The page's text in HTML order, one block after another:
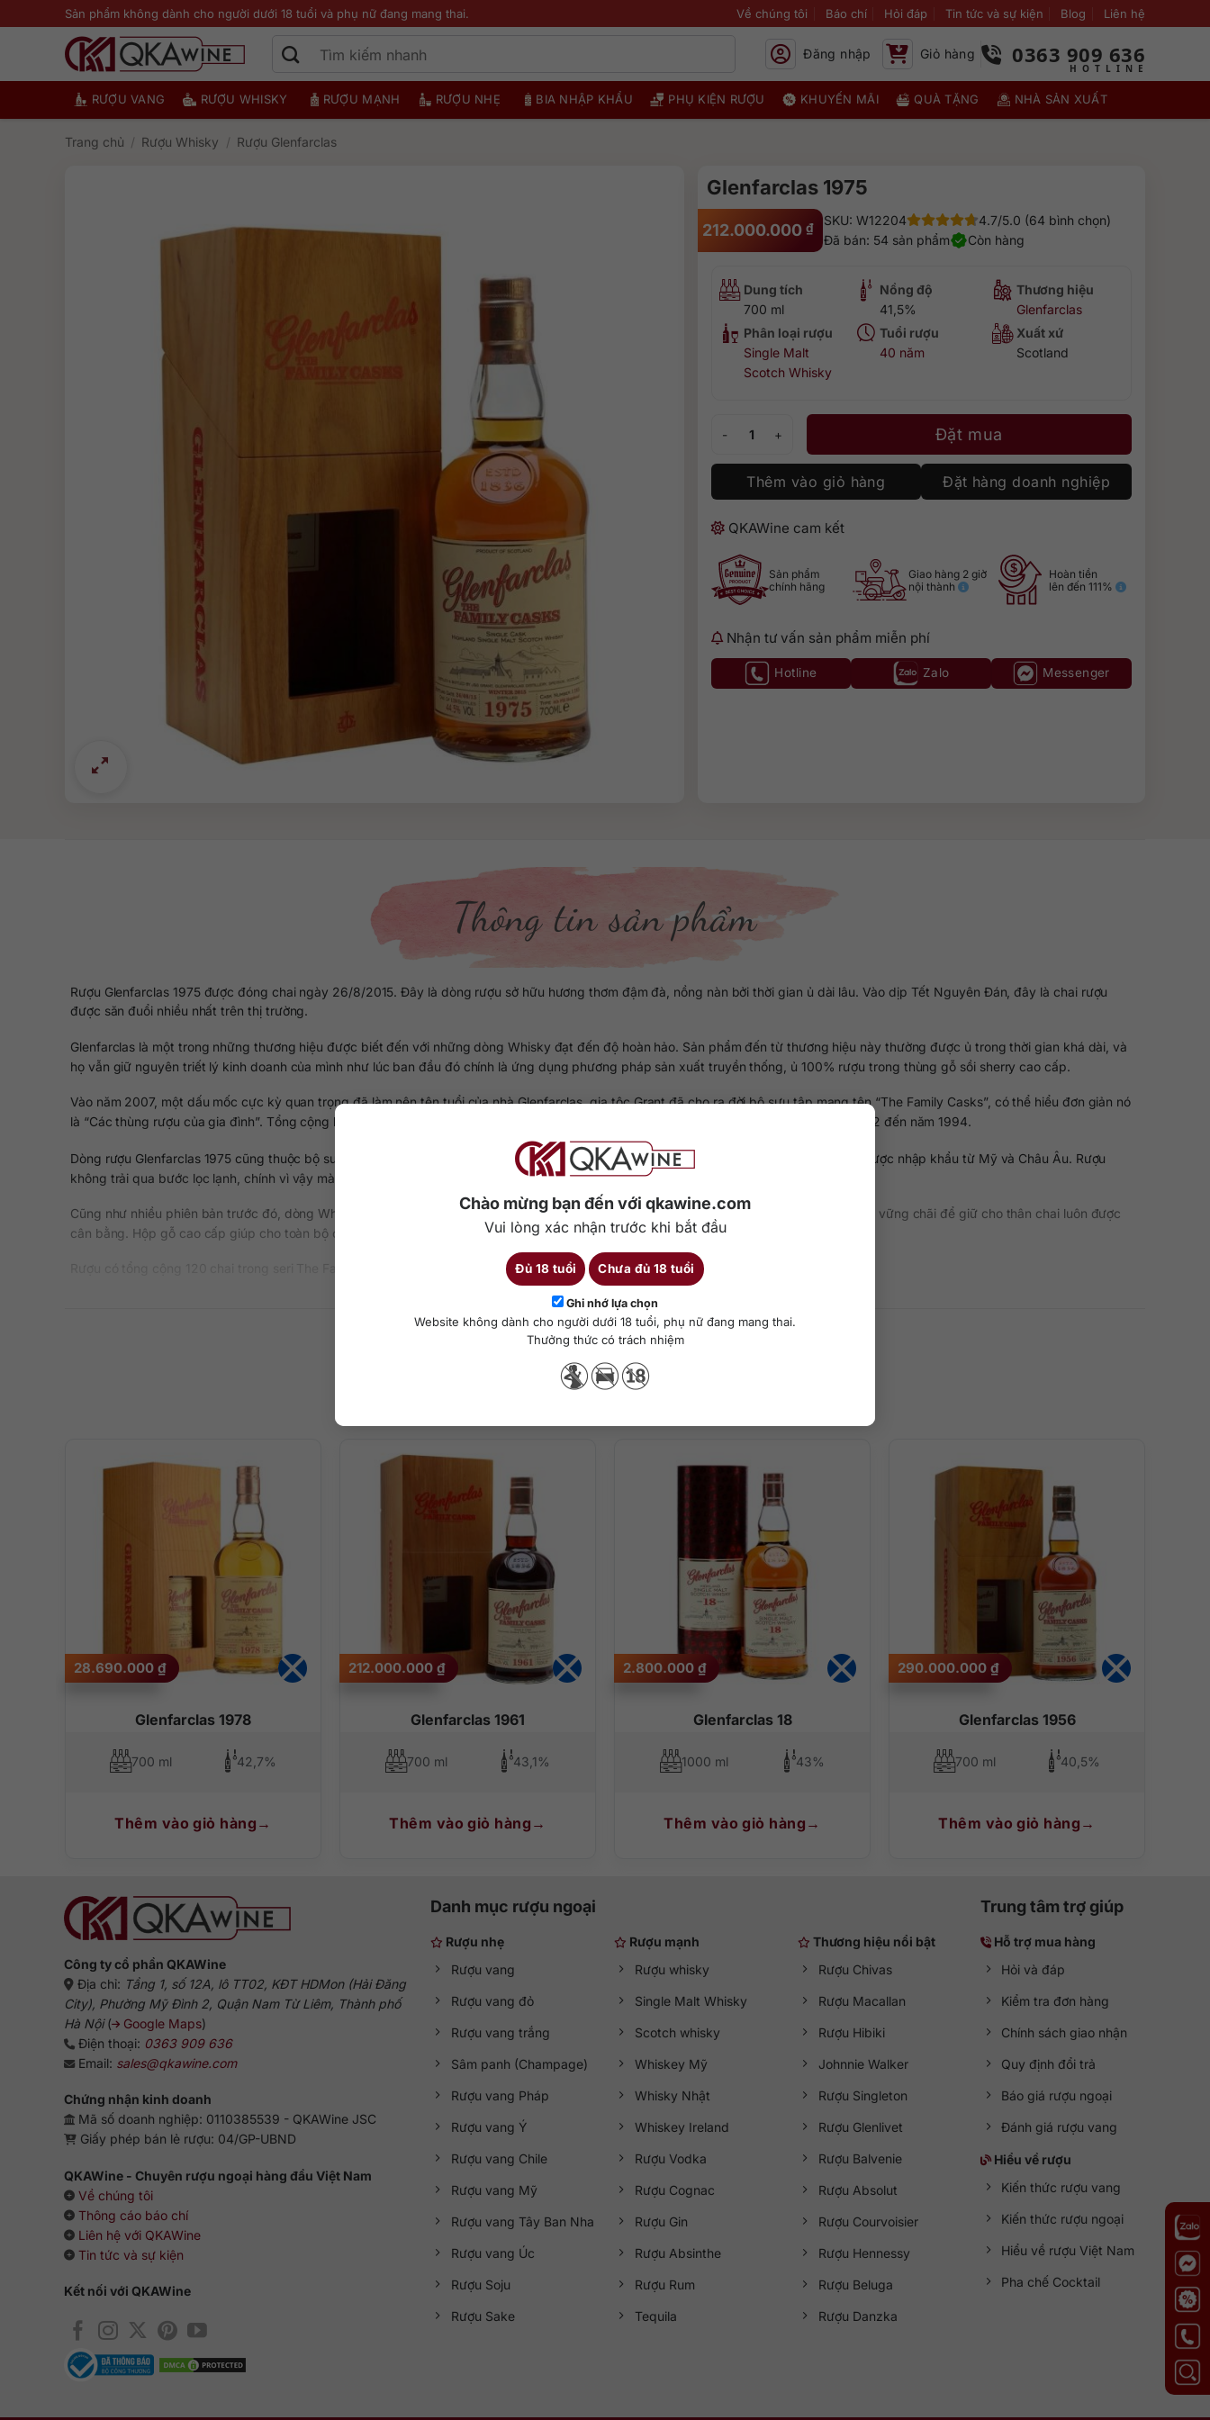
Chào mừng bạn đến với qkawine.com
Vui lòng xác nhận trước khi bắt đầu
Đủ 18 tuổi Chưa đủ 18 tuổi
Ghi nhớ lựa chọn
Website không dành cho người dưới 18 tuổi, phụ nữ đang mang thai.
Thưởng thức có trách nhiệm
qua
Sản phẩm không dành cho người dưới 18 tuổi và phụ nữ đang mang thai. Về chúng tôi Báo chí Hỏi đáp Tin tức và sự kiện Blog Liên hệ
Đăng nhập Giỏ hàng 0363 909 636
RƯỢU VANG RƯỢU WHISKY RƯỢU MẠNH RƯỢU NHẸ BIA NHẬP KHẨU PHỤ KIỆN RƯỢU KHUYẾN MÃI QUÀ TẶNG NHÀ SẢN XUẤT
Trang chủ / Rượu Whisky / Rượu Glenfarclas
Glenfarclas 1975
212.000.000 ₫ SKU: W12204
4.7/5.0 (64 bình chọn)
Đã bán: 54 sản phẩm
Còn hàng
Dung tích
700 ml
Nồng độ
41,5%
Thương hiệu
Glenfarclas
Phân loại rượu
Single Malt
Scotch Whisky
Tuổi rượu
40 năm
Xuất xứ
Scotland
Đặt mua
Thêm vào giỏ hàng Đặt hàng doanh nghiệp
QKAWine cam kết
Sản phẩm
chính hãng
Giao hàng 2 giờ
nội thành
Hoàn tiền
lên đến 111%
Nhận tư vấn sản phẩm miễn phí
Hotline Zalo Messenger
Thông tin sản phẩm
Rượu Glenfarclas 1975 được đóng chai ngày 26/8/2015. Đây là dòng rượu sở hữu hương thơm đậm đà, nồng nàn bởi thời gian ủ dài lâu. Vào dịp Tết Nguyên Đán, đây là chai rượu
được săn đuổi nhiều nhất trên thị trường.
Glenfarclas là một trong những thương hiệu được biết đến với những dòng Whisky đạt đến độ hoàn hảo. Sản phẩm đến từ thương hiệu này thường được ủ trong thời gian khá dài, và
họ vẫn giữ nguyên triết lý kinh doanh của mình như lúc ban đầu đó chính là ứng dụng phương pháp sản xuất truyền thống, ủ 100% rượu trong thùng gỗ sồi sherry cao cấp.
Vào năm 2007, một dấu mốc cực kỳ quan trọng đã làm nên tên tuổi của nhà Glenfarclas, gia tộc Grant đã cho ra đời bộ sưu tập mang tên “The Family Casks”, có thể hiểu đơn giản nó
là “Các thùng rượu của gia đình”. Tổng cộng bộ sưu tập có 43 thùng rượu được đóng chai, tương ứng với một năm chưng cất từ năm 1952 đến năm 1994.
Dòng rượu Glenfarclas 1975 cũng thuộc bộ sưu tập đặc biệt này. Rượu có nồng độ 44.5%, trải qua hơn 40 năm ủ trong thùng gỗ sherry được nhập khẩu từ Mỹ và Châu Âu. Rượu
không trải qua bước lọc lạnh, chính vì vậy mà mùi vị vẫn giữ nguyên bản như lúc ủ trong thùng gỗ sherry.
Cũng như nhiều phiên bản trước đó, dòng Whisky này có thiết kế chai thủy tinh cao cấp, với thân ngắn, cổ phình to ở giữa, phần đáy rộng vững chãi để giữ cho thân chai luôn được
cân bằng. Hộp gỗ cao cấp giúp cho toàn bộ chai rượu càng thêm sang trọng.
Rượu có tổng cộng 120 chai trong seri The Family Casks, là dòng Whisky được các chuyên gia đầu ngành đánh giá rất cao.
Chi tiết
Sản phẩm tương tự
Glenfarclas 1978
28.690.000 ₫
700 ml 42,7%
Thêm vào giỏ hàng
Glenfarclas 1961
212.000.000 ₫
700 ml 43,1%
Thêm vào giỏ hàng
Glenfarclas 18
2.800.000 ₫
1000 ml 43%
Thêm vào giỏ hàng
Glenfarclas 1956
290.000.000 ₫
700 ml 40,5%
Thêm vào giỏ hàng
Công ty cổ phần QKAWine
Địa chỉ: Tầng 1, số 12A, lô TT02, KĐT HDMon (Hải Đăng
City), Phường Mỹ Đình 2, Quận Nam Từ Liêm, Thành phố
Hà Nội( Google Maps)
Điện thoại: 0363 909 636
Email: sales@qkawine.com
Chứng nhận kinh doanh
Mã số doanh nghiệp: 0110385539 - QKAWine JSC
Giấy phép bán lẻ rượu: 04/GP-UBND
QKAWine - Chuyên rượu ngoại hàng đầu Việt Nam
Về chúng tôi
Thông cáo báo chí
Liên hệ với QKAWine
Tin tức và sự kiện
Kết nối với QKAWine
Danh mục rượu ngoại
Rượu nhẹ
Rượu vang
Rượu vang đỏ
Rượu vang trắng
Sâm panh (Champage)
Rượu vang Pháp
Rượu vang Ý
Rượu vang Chile
Rượu vang Mỹ
Rượu vang Tây Ban Nha
Rượu vang Úc
Rượu Soju
Rượu Sake
Rượu mạnh
Rượu whisky
Single Malt Whisky
Scotch whisky
Whiskey Mỹ
Whisky Nhật
Whiskey Ireland
Rượu Vodka
Rượu Cognac
Rượu Gin
Rượu Absinthe
Rượu Rum
Tequila
Thương hiệu nổi bật
Rượu Chivas
Rượu Macallan
Rượu Hibiki
Johnnie Walker
Rượu Singleton
Rượu Glenlivet
Rượu Balvenie
Rượu Absolut
Rượu Courvoisier
Rượu Hennessy
Rượu Beluga
Rượu Danzka
Trung tâm trợ giúp
Hỗ trợ mua hàng
Hỏi và đáp
Kiểm tra đơn hàng
Chính sách giao nhận
Quy định đổi trả
Báo giá rượu ngoại
Đánh giá rượu vang
Hiểu về rượu
Kiến thức rượu vang
Kiến thức rượu ngoại
Hiểu về rượu Việt Nam
Pha chế Cocktail